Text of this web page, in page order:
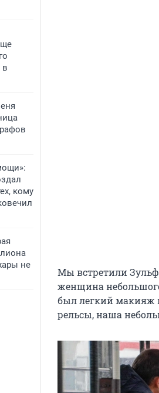
в
кому
не
Мы встретили
женщина
был легкий макияж
рельсы, наша